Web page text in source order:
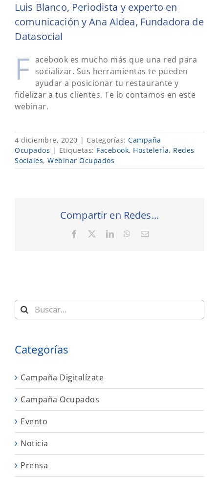
Luis Blanco, Periodista y experto en
comunicación y Ana Aldea, Fundadora de
Datasocial
F acebook es mucho más que una red para
socializar. Sus herramientas te pueden
ayudar a posicionar tu restaurante y
fidelizar a tus clientes. Te lo contamos en este
webinar.
4 diciembre, 2020 | Categorías: Campaña
Ocupados | Etiquetas: Facebook, Hostelería, Redes
Sociales, Webinar Ocupados
Compartir en Redes...
Facebook LinkedInWhatsApp
Correo
Buscar:
Categorías
Campaña Digitalízate
Campaña Ocupados
Evento
Noticia
Prensa